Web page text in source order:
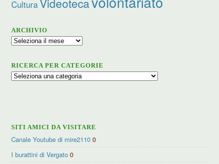
Cultura
ARCHIVIO
Archivio
RICERCA PER CATEGORIE
Ricerca
SITI AMICI DA VISITARE
Canale Youtube di mire2110 0
I burattini di Vergato 0